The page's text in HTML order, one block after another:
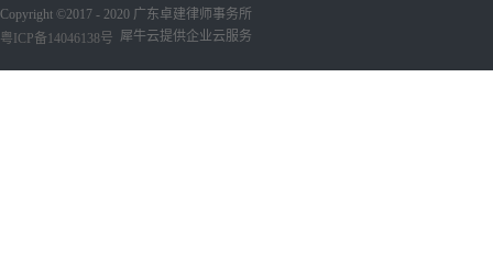
Copyright ©2017 - 2020 广东卓建律师事务所
粤ICP备14046138号 犀牛云提供企业云服务